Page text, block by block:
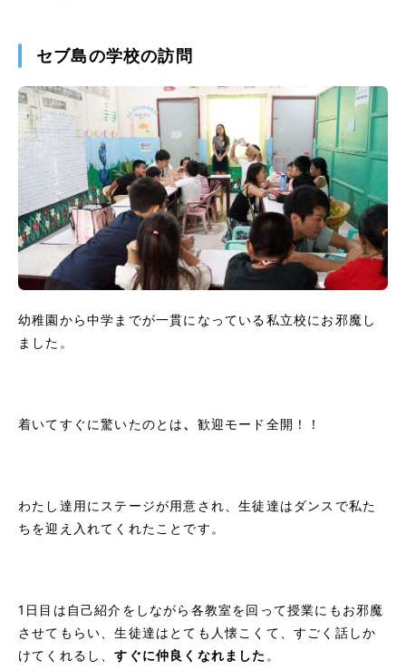
セブ島の学校の訪問
幼稚園から中学までが一貫になっている私立校にお邪魔し
ました。
着いてすぐに驚いたのとは、 歓迎モード全開！！
わたし達用にステージが用意され、生徒達はダンスで私た
ちを迎え入れてくれたことです。
1日目は自己紹介をしながら各教室を回って授業にもお邪魔
させてもらい、生徒達はとても人懐こくて、すごく話しか
けてくれるし、すぐに仲良くなれました 。